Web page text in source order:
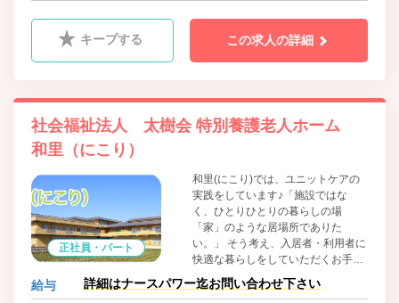
キープする この求人の詳細
社会福祉法人 太樹会 特別養護老人ホーム
和里（にこり）
正社員・パート
和里(にこり)では、ユニットケアの
実践をしています♪「施設ではな
く、ひとりひとりの暮らしの場
「家」のような居場所でありた
い。」 そう考え、入居者・利用者に
快適な暮らしをしていただくお手伝
いをします♪ それぞれのユニットに
特徴がありますが、それぞれに個性
給与 詳細はナースパワー迄お問い合わせ下さい